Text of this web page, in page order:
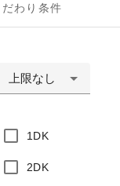
だわり条件
上限なし
1DK
2DK